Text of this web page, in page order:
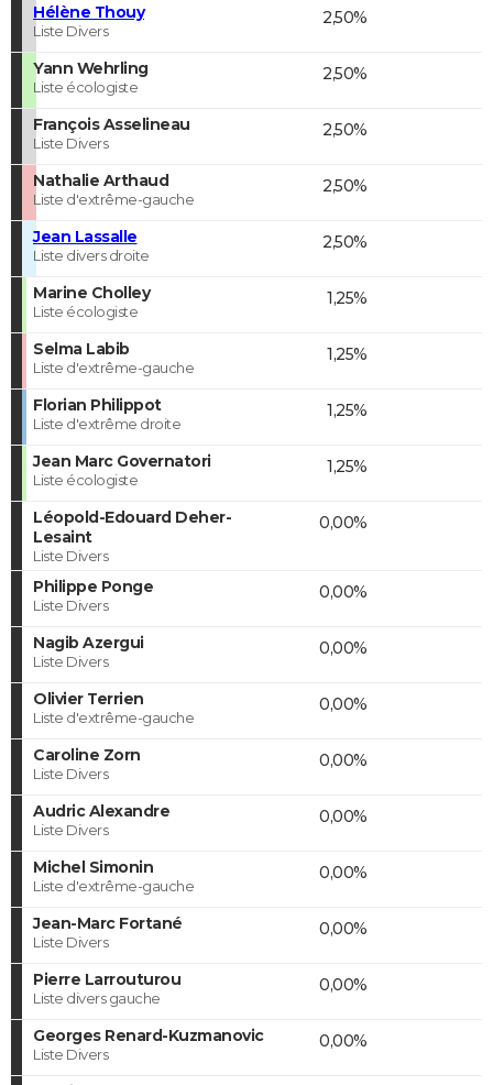
Hélène Thouy
Liste Divers
2,50%
Yann Wehrling
Liste écologiste
2,50%
François Asselineau
Liste Divers
2,50%
Nathalie Arthaud
Liste d'extrême-gauche
2,50%
Jean Lassalle
Liste divers droite
2,50%
Marine Cholley
Liste écologiste
1,25%
Selma Labib
Liste d'extrême-gauche
1,25%
Florian Philippot
Liste d'extrême droite
1,25%
Jean Marc Governatori
Liste écologiste
1,25%
Léopold-Edouard Deher-
Lesaint
Liste Divers
0,00%
Philippe Ponge
Liste Divers
0,00%
Nagib Azergui
Liste Divers
0,00%
Olivier Terrien
Liste d'extrême-gauche
0,00%
Caroline Zorn
Liste Divers
0,00%
Audric Alexandre
Liste Divers
0,00%
Michel Simonin
Liste d'extrême-gauche
0,00%
Jean-Marc Fortané
Liste Divers
0,00%
Pierre Larrouturou
Liste divers gauche
0,00%
Georges Renard-Kuzmanovic
Liste Divers
0,00%